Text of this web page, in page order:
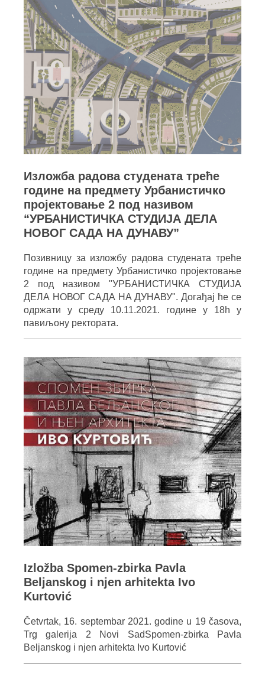
Изложба радова студената треће
године на предмету Урбанистичко
пројектовање 2 под називом
“УРБАНИСТИЧКА СТУДИЈА ДЕЛА
НОВОГ САДА НА ДУНАВУ”
Позивницу за изложбу радова студената треће
године на предмету Урбанистичко пројектовање
2 под називом "УРБАНИСТИЧКА СТУДИЈА
ДЕЛА НОВОГ САДА НА ДУНАВУ". Догађај ће се
одржати у среду 10.11.2021. године у 18h у
павиљону ректората.
Izložba Spomen-zbirka Pavla
Beljanskog i njen arhitekta Ivo
Kurtović
Četvrtak, 16. septembar 2021. godine u 19 časova,
Trg galerija 2 Novi SadSpomen-zbirka Pavla
Beljanskog i njen arhitekta Ivo Kurtović